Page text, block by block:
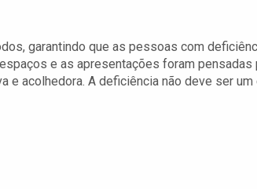
garantindo que as pessoas com
e as apresentações foram
e acolhedora. A deficiência não deve ser